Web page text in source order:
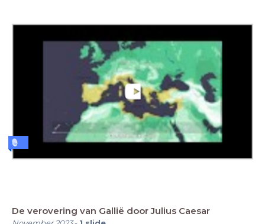
De verovering van Gallië door Julius Caesar